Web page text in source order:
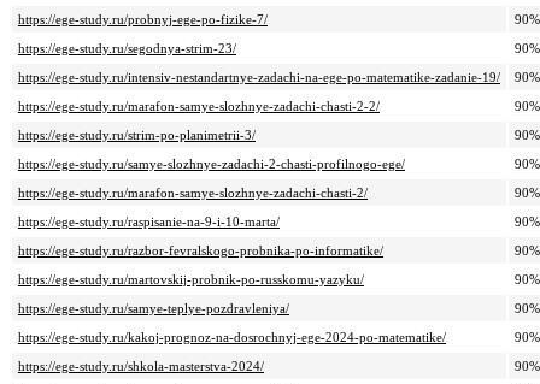
https://ege-study.ru/probnyj-ege-po-fizike-7/
90%
https://ege-study.ru/segodnya-strim-23/
90%
https://ege-study.ru/intensiv-nestandartnye-zadachi-na-ege-po-matematike-zadanie-19/
90%
https://ege-study.ru/marafon-samye-slozhnye-zadachi-chasti-2-2/
90%
https://ege-study.ru/strim-po-planimetrii-3/
90%
https://ege-study.ru/samye-slozhnye-zadachi-2-chasti-profilnogo-ege/
90%
https://ege-study.ru/marafon-samye-slozhnye-zadachi-chasti-2/
90%
https://ege-study.ru/raspisanie-na-9-i-10-marta/
90%
https://ege-study.ru/razbor-fevralskogo-probnika-po-informatike/
90%
https://ege-study.ru/martovskij-probnik-po-russkomu-yazyku/
90%
https://ege-study.ru/samye-teplye-pozdravleniya/
90%
https://ege-study.ru/kakoj-prognoz-na-dosrochnyj-ege-2024-po-matematike/
90%
https://ege-study.ru/shkola-masterstva-2024/
90%